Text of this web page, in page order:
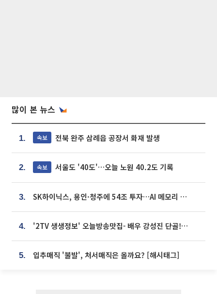
많이 본 뉴스
1. 속보 전북 완주 삼례읍 공장서 화재 발생
2. 속보 서울도 '40도'…오늘 노원 40.2도 기록
3. SK하이닉스, 용인·청주에 54조 투자…AI 메모리 생산기지 키운다
4. '2TV 생생정보' 오늘방송맛집- 배우 강성진 단골! 쌀국수ㆍ푸팟퐁 커리 맛집 '블○○○'
5. 입추매직 '불발', 처서매직은 올까요? [해시태그]